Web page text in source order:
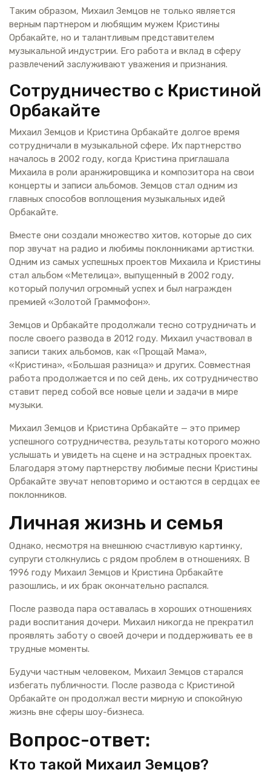
Таким образом, Михаил Земцов не только является
верным партнером и любящим мужем Кристины
Орбакайте, но и талантливым представителем
музыкальной индустрии. Его работа и вклад в сферу
развлечений заслуживают уважения и признания.
Сотрудничество с Кристиной
Орбакайте
Михаил Земцов и Кристина Орбакайте долгое время
сотрудничали в музыкальной сфере. Их партнерство
началось в 2002 году, когда Кристина приглашала
Михаила в роли аранжировщика и композитора на свои
концерты и записи альбомов. Земцов стал одним из
главных способов воплощения музыкальных идей
Орбакайте.
Вместе они создали множество хитов, которые до сих
пор звучат на радио и любимы поклонниками артистки.
Одним из самых успешных проектов Михаила и Кристины
стал альбом «Метелица», выпущенный в 2002 году,
который получил огромный успех и был награжден
премией «Золотой Граммофон».
Земцов и Орбакайте продолжали тесно сотрудничать и
после своего развода в 2012 году. Михаил участвовал в
записи таких альбомов, как «Прощай Мама»,
«Кристина», «Большая разница» и других. Совместная
работа продолжается и по сей день, их сотрудничество
ставит перед собой все новые цели и задачи в мире
музыки.
Михаил Земцов и Кристина Орбакайте — это пример
успешного сотрудничества, результаты которого можно
услышать и увидеть на сцене и на эстрадных проектах.
Благодаря этому партнерству любимые песни Кристины
Орбакайте звучат неповторимо и остаются в сердцах ее
поклонников.
Личная жизнь и семья
Однако, несмотря на внешнюю счастливую картинку,
супруги столкнулись с рядом проблем в отношениях. В
1996 году Михаил Земцов и Кристина Орбакайте
разошлись, и их брак окончательно распался.
После развода пара оставалась в хороших отношениях
ради воспитания дочери. Михаил никогда не прекратил
проявлять заботу о своей дочери и поддерживать ее в
трудные моменты.
Будучи частным человеком, Михаил Земцов старался
избегать публичности. После развода с Кристиной
Орбакайте он продолжал вести мирную и спокойную
жизнь вне сферы шоу-бизнеса.
Вопрос-ответ:
Кто такой Михаил Земцов?